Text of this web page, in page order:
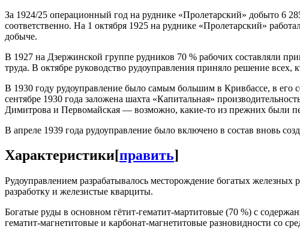
За 1924/25 операционный год на руднике «Пролетарский» добыто 6
соответственно. На 1 октября 1925 на руднике «Пролетарский»
добыче.
В 1927 на Дзержинской группе рудников 70 % рабочих составляли
труда. В октябре руководство рудоуправления приняло решение
В 1930 году рудоуправление было самым большим в Кривбассе, в
сентябре 1930 года заложена шахта «Капитальная»
Димитрова и Первомайская — возможно, какие-то из прежних были
В апреле 1939 года рудоуправление было включено в состав вновь
Характеристики[править]
Рудоуправлением разрабатывалось месторождение богатых
разработку и железистые кварциты.
Богатые руды в основном гётит-гематит-мартитовые (70 %) с
гематит-магнетитовые и карбонат-магнетитовые разновидности со